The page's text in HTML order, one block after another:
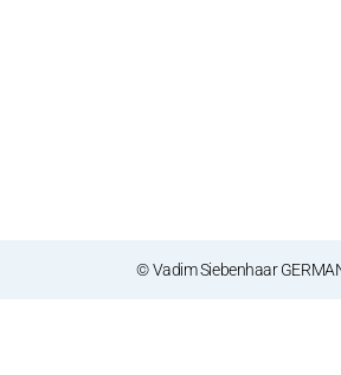
© Vadim Siebenhaar